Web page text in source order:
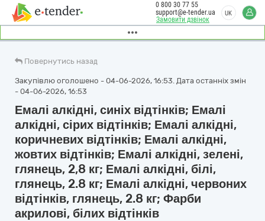
Замовити дзвінок
0 800 30 77 55
support@e-tender.ua
UK
Повернутись назад
Закупівлю оголошено - 04-06-2026, 16:53. Дата останніх змін
- 04-06-2026, 16:53
Емалі алкідні, синіх відтінків; Емалі
алкідні, сірих відтінків; Емалі алкідні,
коричневих відтінків; Емалі алкідні,
жовтих відтінків; Емалі алкідні, зелені,
глянець, 2,8 кг; Емалі алкідні, білі,
глянець, 2.8 кг; Емалі алкідні, червоних
відтінків, глянець, 2.8 кг; Фарби
акрилові, білих відтінків